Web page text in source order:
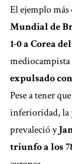
El ejemplo
Mundial de
1-0 a Corea
mediocampista
expulsado
Pese a tener
inferioridad, la
prevaleció y
triunfo a los